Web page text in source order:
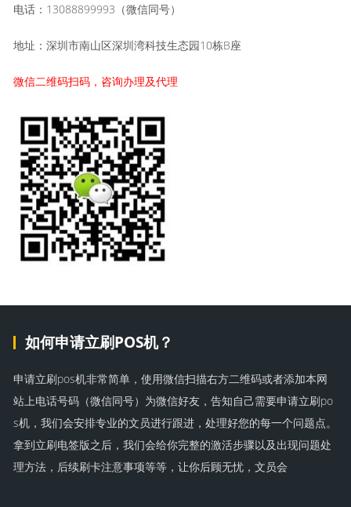
电话：13088899993（微信同号）
地址：深圳市南山区深圳湾科技生态园10栋B座
微信二维码扫码，咨询办理及代理
如何申请立刷POS机？
申请立刷pos机非常简单，使用微信扫描右方二维码或者添加本网
站上电话号码（微信同号）为微信好友，告知自己需要申请立刷po
s机，我们会安排专业的文员进行跟进，处理好您的每一个问题点。
拿到立刷电签版之后，我们会给你完整的激活步骤以及出现问题处
理方法，后续刷卡注意事项等等，让你后顾无忧，文员会